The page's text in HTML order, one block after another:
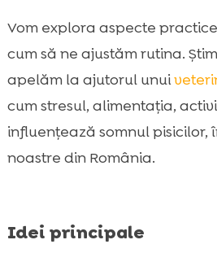
Integrarea CricksyCat
nutriție care susține
 Activitate și joacă: cum
somnul pisicii

Mediul de somn ideal:
locuri preferate și
Somnul la pisicile de
mentală, ferestre și
Vom explora aspecte
cum să ne ajustăm rutina.
apelăm la ajutorul unui
cum stresul, alimentația,
influențează somnul pisicilor,
noastre din România.
Idei principale